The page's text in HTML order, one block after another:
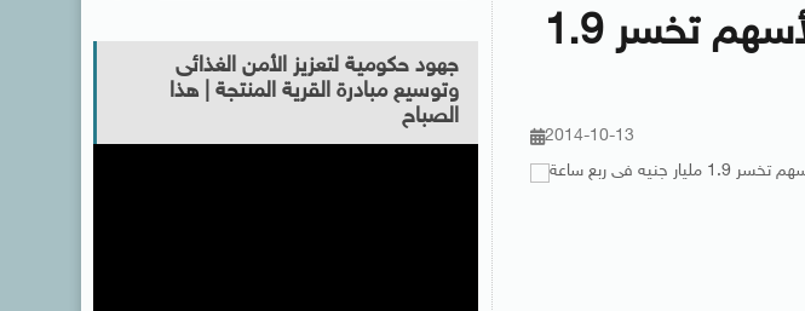
البورصة تفتتح تعاملات اليوم على تراجع ..والأسهم تخسر 1.9
2014-10-13
جهود حكومية لتعزيز الأمن الغذائى
وتوسيع مبادرة القرية المنتجة | هذا
الصباح